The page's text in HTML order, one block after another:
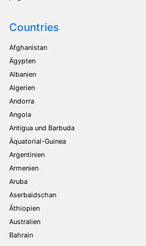
Countries
Afghanistan
Ägypten
Albanien
Algerien
Andorra
Angola
Antigua und Barbuda
Äquatorial-Guinea
Argentinien
Armenien
Aruba
Aserbaidschan
Äthiopien
Australien
Bahrain